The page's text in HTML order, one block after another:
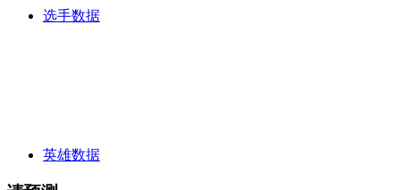
选手数据
英雄数据